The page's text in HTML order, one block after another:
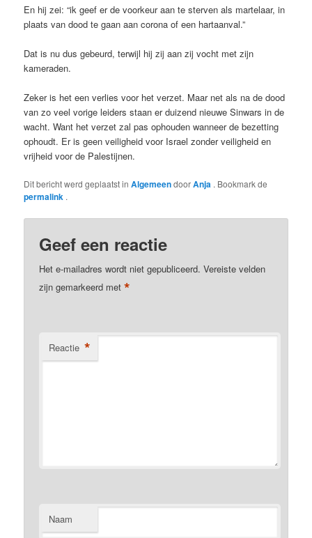
En hij zei: “ik geef er de voorkeur aan te sterven als martelaar, in
plaats van dood te gaan aan corona of een hartaanval.”
Dat is nu dus gebeurd, terwijl hij zij aan zij vocht met zijn
kameraden.
Zeker is het een verlies voor het verzet. Maar net als na de dood
van zo veel vorige leiders staan er duizend nieuwe Sinwars in de
wacht. Want het verzet zal pas ophouden wanneer de bezetting
ophoudt. Er is geen veiligheid voor Israel zonder veiligheid en
vrijheid voor de Palestijnen.
Dit bericht werd geplaatst inAlgemeendoorAnja . Bookmark de
permalink .
Geef een reactie
Het e-mailadres wordt niet gepubliceerd. Vereiste velden
zijn gemarkeerd met*
Reactie *
Naam